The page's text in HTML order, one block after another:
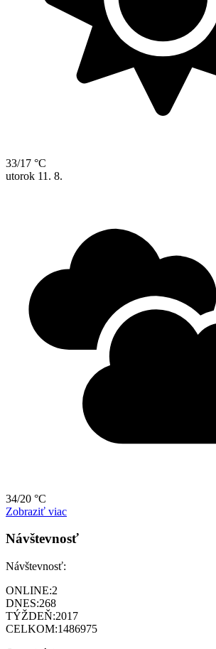
33/17 °C
utorok 11. 8.
34/20 °C
Zobraziť viac
Návštevnosť
Návštevnosť:
ONLINE:2
DNES:268
TÝŽDEŇ:2017
CELKOM:1486975